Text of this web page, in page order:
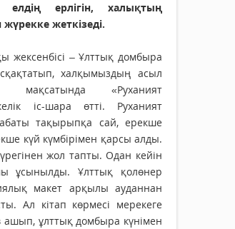
ерлігін, халықтың
жеткізеді.
жексенбісі – Ұлттық домбыра
халқымыздың асыл
мақсатында «Руха­ният
іс-шара өтті. Руханият
тақырыпқа сай, ерекше
күй күмбірімен қарсы алды.
жол тапты. Одан кейін
ұсынылды. Ұлттық қолөнер
макет арқылы аудан­нан
Ал кітап көрмесі мерекеге
ашып, ұлттық домбыра күнімен